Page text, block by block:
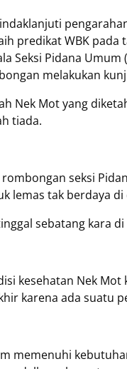
predikat WBK pada
Seksi Pidana
melakukan
Nek Mot yang
tiada.
rombongan seksi
lemas tak berdaya
sebatang kara
kesehatan Nek
karena ada suatu
memenuhi